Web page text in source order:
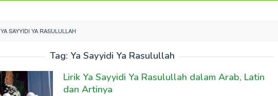
YA SAYYIDI YA RASULULLAH
Tag: Ya Sayyidi Ya Rasulullah
Lirik Ya Sayyidi Ya Rasulullah dalam Arab, Latin
dan Artinya